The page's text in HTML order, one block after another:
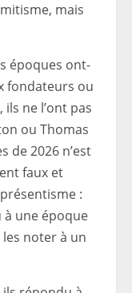
mais
époques ont-
fondateurs ou
ne l’ont pas
ou Thomas
de 2026 n’est
faux et
:
une époque
noter à un